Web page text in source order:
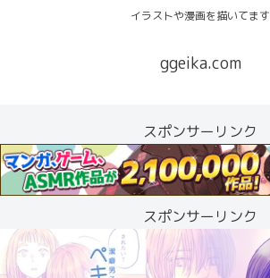
イラストや漫画を描いてます
ggeika.com
スポンサーリンク
スポンサーリンク